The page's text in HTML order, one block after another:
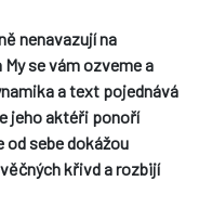
nenavazují na
se vám ozveme a
a text pojednává
jeho aktéři ponoří
od sebe dokážou
křivd a rozbijí